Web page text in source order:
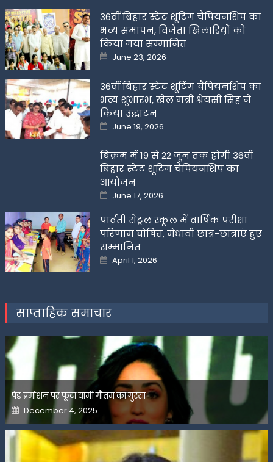
36वीं बिहार स्टेट शूटिंग चैंपियनशिप का
भव्य समापन, विजेता खिलाडिय़ों को
किया गया सम्मानित
Posted
on
June 23, 2026
36वीं बिहार स्टेट शूटिंग चैंपियनशिप का
भव्य शुभारंभ, खेल मंत्री श्रेयसी सिंह ने
किया उद्घाटन
Posted
on
June 19, 2026
बिक्रम में 19 से 22 जून तक होगी 36वीं
बिहार स्टेट शूटिंग चैंपियनशिप का
आयोजन
Posted
on
June 17, 2026
पार्वती सेंट्रल स्कूल में वार्षिक परीक्षा
परिणाम घोषित, मेधावी छात्र-छात्राएं हुए
सम्मानित
Posted
on
April 1, 2026
साप्ताहिक समाचार
पेड प्रमोशन पर फूटा यामी गौतम का गुस्सा
Posted
on
December 4, 2025